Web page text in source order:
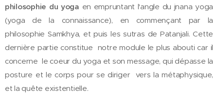
philosophie du yoga en empruntant l'angle du jnana yoga
(yoga de la connaissance), en commençant par la
philosophie Samkhya, et puis les sutras de Patanjali. Cette
dernière partie constitue notre module le plus abouti car il
concerne le coeur du yoga et son message, qui dépasse la
posture et le corps pour se diriger vers la métaphysique,
et la quête existentielle.